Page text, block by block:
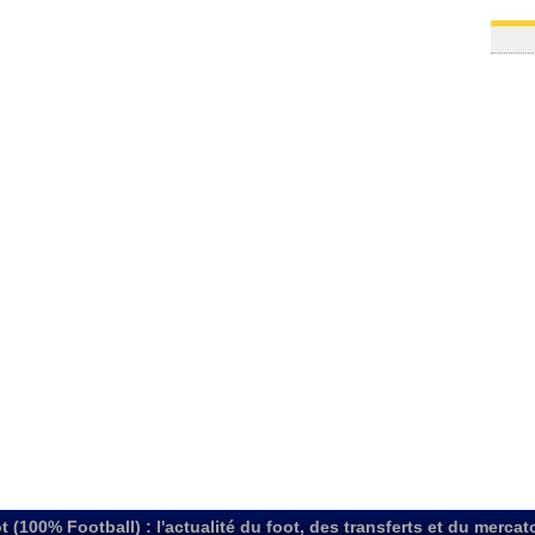
(100% Football) : l'actualité du foot, des transferts et du